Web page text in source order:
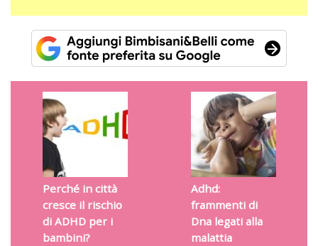
Perché in città
cresce il rischio
di ADHD per i
bambini?
Adhd:
frammenti di
Dna legati alla
malattia